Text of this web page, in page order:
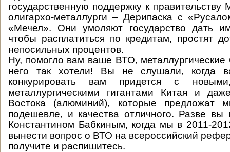
государственную поддержку к
олигархо-металлурги – Дерипаска с
«Мечел». Они умоляют государство дать
чтобы расплатиться по кредитам, простят
непосильных процентов.
Ну, помогло вам ваше ВТО,
него так хотели! Вы не слушали, когда
конкурировать вам придется с
металлургическими гигантами Китая и
Востока (алюминий), которые предложат
подешевле, и качества отличного. Разве
Константином Бабкиным, когда мы в 2011-
вынести вопрос о ВТО на всероссийский
получите и распишитесь.